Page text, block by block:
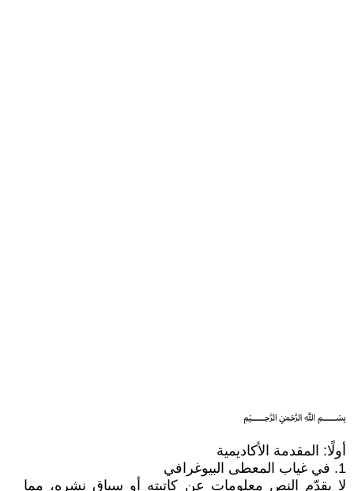
﷽
أولًا: المقدمة الأكاديمية
1. في غياب المعطى البيوغرافي
لا يقدّم النص معلومات عن كاتبته أو سياق نشره، مما